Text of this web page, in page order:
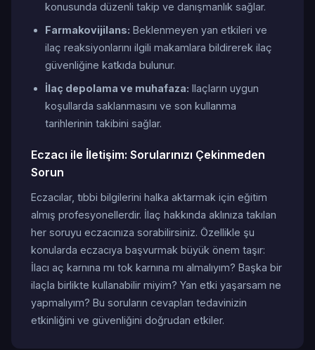
konusunda düzenli takip ve danışmanlık sağlar.
Farmakovijilans: Beklenmeyen yan etkileri ve
ilaç reaksiyonlarını ilgili makamlara bildirerek ilaç
güvenliğine katkıda bulunur.
İlaç depolama ve muhafaza: Ilaçların uygun
koşullarda saklanmasını ve son kullanma
tarihlerinin takibini sağlar.
Eczacı ile İletişim: Sorularınızı Çekinmeden
Sorun
Eczacılar, tıbbi bilgilerini halka aktarmak için eğitim
almış profesyonellerdir. İlaç hakkında aklınıza takılan
her soruyu eczacınıza sorabilirsiniz. Özellikle şu
konularda eczacıya başvurmak büyük önem taşır:
İlacı aç karnına mı tok karnına mı almalıyım? Başka bir
ilaçla birlikte kullanabilir miyim? Yan etki yaşarsam ne
yapmalıyım? Bu soruların cevapları tedavinizin
etkinliğini ve güvenliğini doğrudan etkiler.